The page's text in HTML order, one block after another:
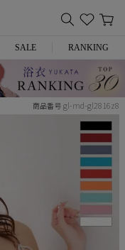
SALE RANKING
商品番号 gl-md-gl2816z8